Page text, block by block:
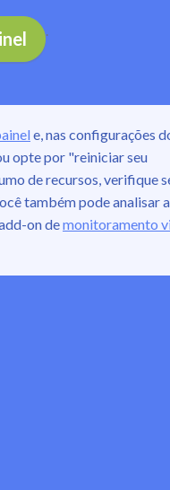
.
e, nas configurações
opte por "reiniciar seu
de recursos, verifique
também pode analisar a
on demonitoramento